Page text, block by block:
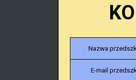
Nazwa
E-mail